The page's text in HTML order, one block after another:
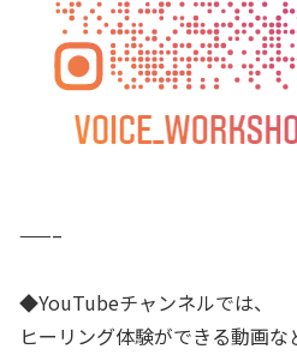
——–
◆YouTubeチャンネルでは、
ヒーリング体験ができる動画な